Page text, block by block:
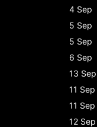
4 Sep
5 Sep
5 Sep
6 Sep
13 Sep
11 Sep
11 Sep
12 Sep